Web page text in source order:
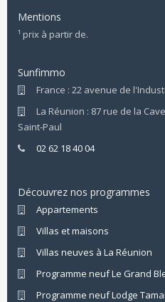
Mentions
¹ prix à partir de.
Sunfimmo
France : 22 avenue de
La Réunion : 87 rue de la
Saint-Paul
02 62 18 40 04
Découvrez nos programmes
Appartements
Villas et maisons
Villas neuves à La Réunion
Programme neuf Le Grand
Programme neuf Lodge